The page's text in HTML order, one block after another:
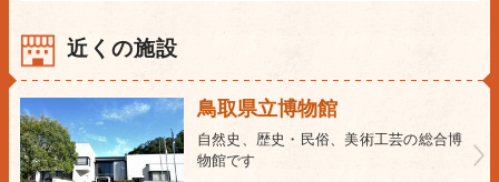
近くの施設
鳥取県立博物館
自然史、歴史・民俗、美術工芸の総合博
物館です